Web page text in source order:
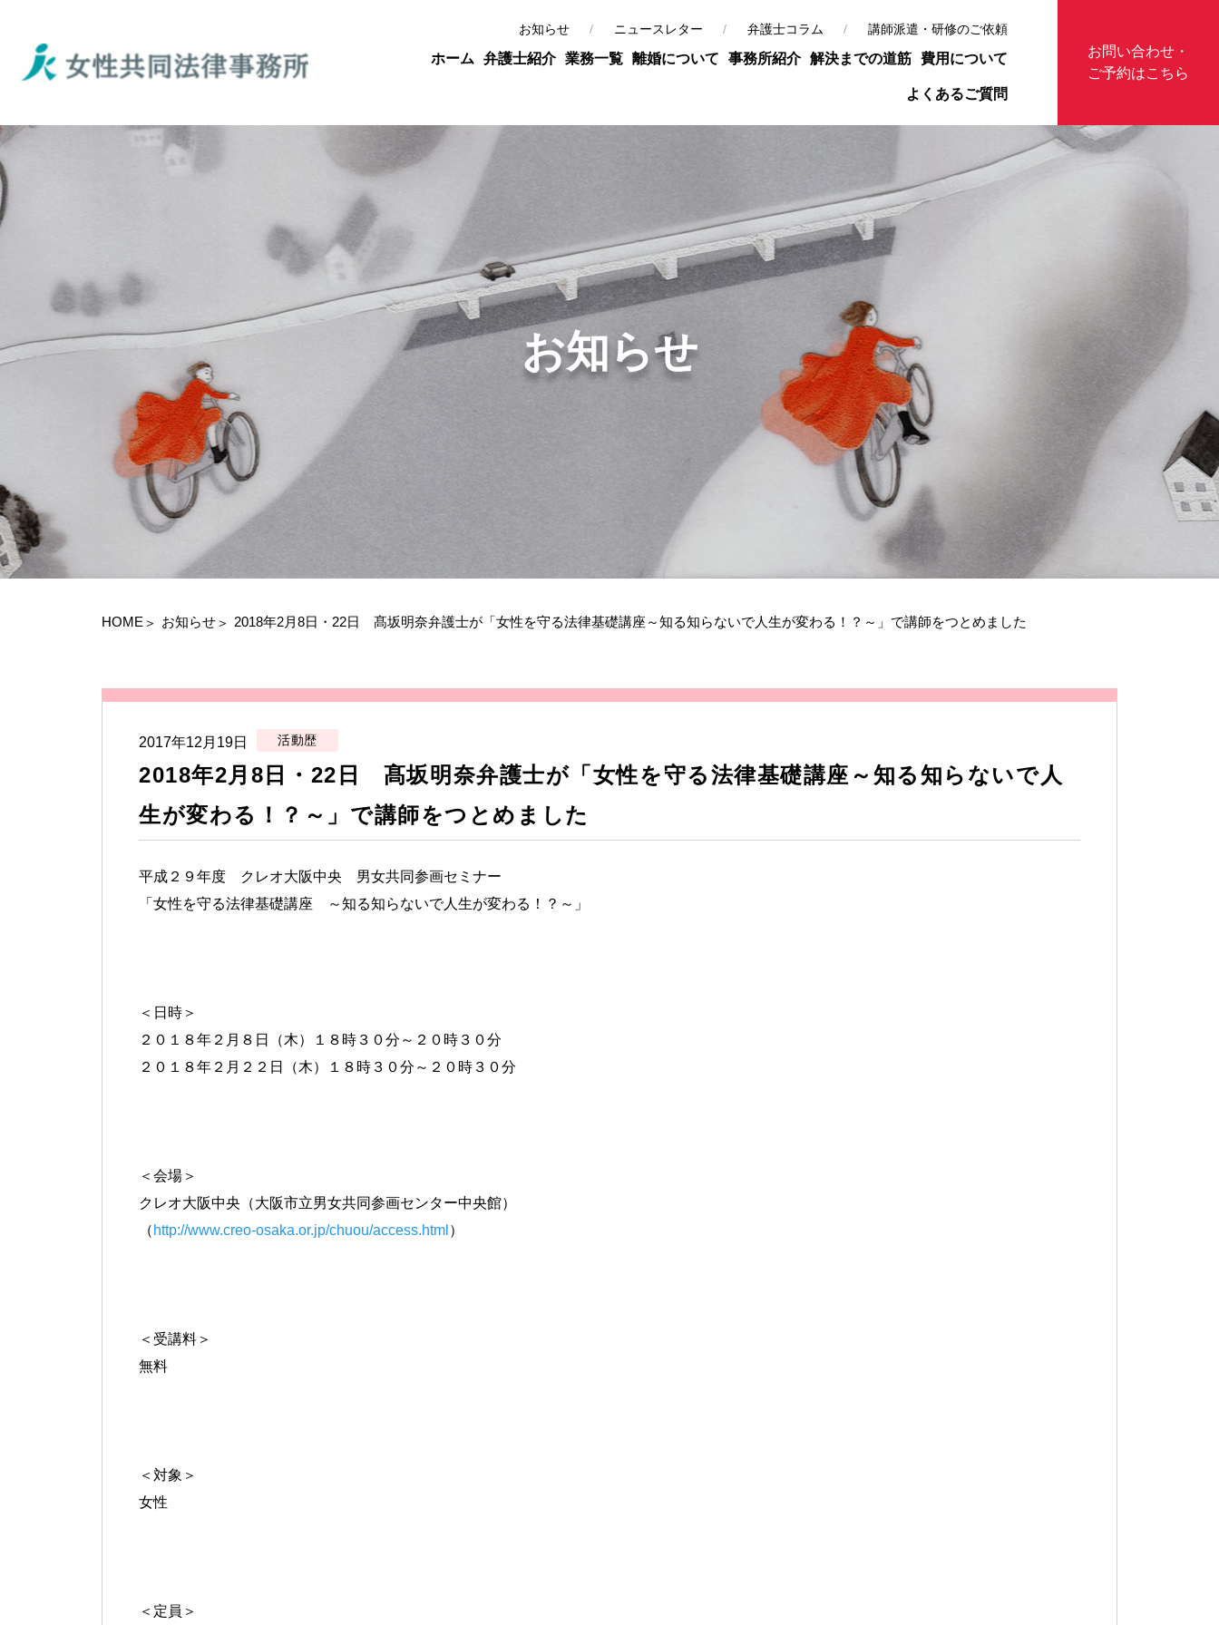
お知らせ ニュースレター 弁護士コラム 講師派遣・研修のご依頼
ホーム 弁護士紹介 業務一覧 離婚について 事務所紹介 解決までの道筋 費用について
よくあるご質問
お問い合わせ・
ご予約はこちら
お知らせ
HOME お知らせ 2018年2月8日・22日 髙坂明奈弁護士が「女性を守る法律基礎講座～知る知らないで人生が変わる！？～」で講師をつとめました
2017年12月19日 活動歴
2018年2月8日・22日 髙坂明奈弁護士が「女性を守る法律基礎講座～知る知らないで人
生が変わる！？～」で講師をつとめました
平成２９年度 クレオ大阪中央 男女共同参画セミナー
「女性を守る法律基礎講座 ～知る知らないで人生が変わる！？～」
＜日時＞
２０１８年２月８日（木）１８時３０分～２０時３０分
２０１ ８年２月２２日（木）１８時３０分～２０時３０分
＜会場＞
クレオ大阪中央（大阪市立男女共同参画センター中央館）
（ http://www.creo-osaka.or.jp/chuou/access.html ）
＜受講料＞
無料
＜対象＞
女性
＜定員＞